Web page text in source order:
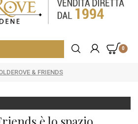
0
& FRIENDS